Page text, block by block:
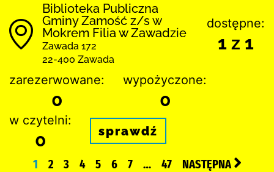
Biblio­teka Publiczna
Gminy Zamość z/s w
Mokrem Filia w Zawadzie
Zawada 172
22-400 Zawada
dostępne:
1 z 1
zarezerwowane:
0
wypożyczone:
0
w czytelni:
0 sprawdź
1 2 3 4 5 6 7 … 47 NASTĘPNA